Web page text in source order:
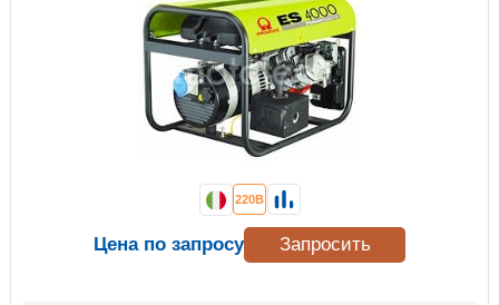
220В
Цена по запросу Запросить